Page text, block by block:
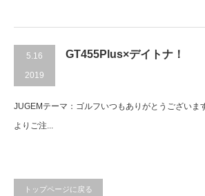
5.16
2019
GT455Plus×デイトナ！
JUGEMテーマ：ゴルフいつもありがとうございま
よりご注...
トップページに戻る